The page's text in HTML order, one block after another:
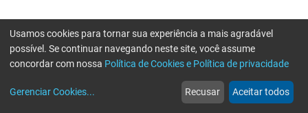
web
Notícias
more_horiz
Mais
Usamos cookies para tornar sua experiência a mais agradável
possível. Se continuar navegando neste site, você assume
concordar com nossa Política de Cookies e Política de privacidade
Gerenciar Cookies... Recusar Aceitar todos
Erro ao enviar informações, por favor tente novamente